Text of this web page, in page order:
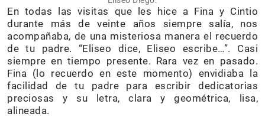
En todas las visitas que les hice a Fina y Cintio
durante más de veinte años siempre salía, nos
acompañaba, de una misteriosa manera el recuerdo
de tu padre. “Eliseo dice, Eliseo escribe…”. Casi
siempre en tiempo presente. Rara vez en pasado.
Fina (lo recuerdo en este momento) envidiaba la
facilidad de tu padre para escribir dedicatorias
preciosas y su letra, clara y geométrica, lisa,
alineada.